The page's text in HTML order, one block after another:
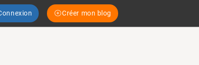
Créer mon blog